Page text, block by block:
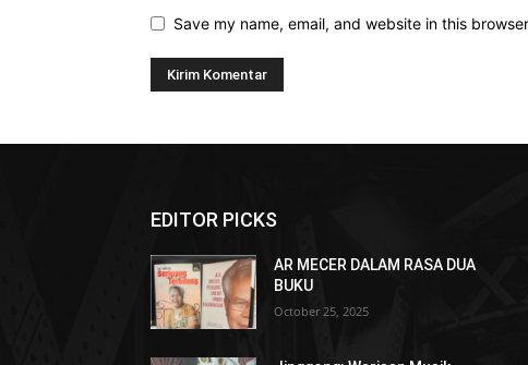
Save my name, email, and website in this
EDITOR PICKS
AR MECER DALAM RASA DUA
BUKU
October 25, 2025